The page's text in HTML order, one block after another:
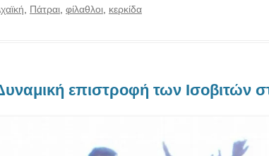
, Πάτραι, φίλαθλοι, κερκίδα
επιστροφή των Ισοβιτών